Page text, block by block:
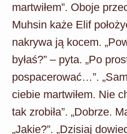
martwiłem”. Oboje
Muhsin każe Elif
nakrywa ją kocem.
byłaś?” – pyta. „Po
pospacerować…”.
ciebie martwiłem. Nie
tak zrobiła”. „Dobrze.
„Jakie?”. „Dzisiaj